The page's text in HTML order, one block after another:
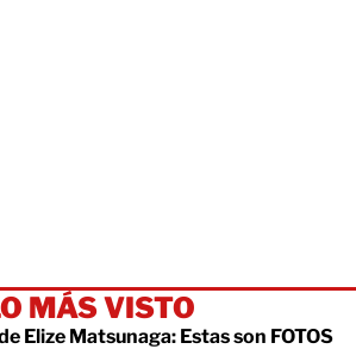
MÁS VISTO
Elize Matsunaga: Estas son FOTOS